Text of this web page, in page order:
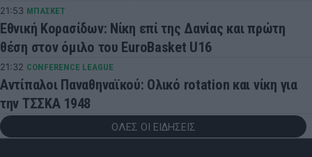
21:53 ΜΠΑΣΚΕΤ
Εθνική Κορασίδων: Νίκη επί της Δανίας και πρώτη
θέση στον όμιλο του EuroBasket U16
21:32 CONFERENCE LEAGUE
Αντίπαλοι Παναθηναϊκού: Ολικό rotation και νίκη για
την ΤΣΣΚΑ 1948
ΟΛΕΣ ΟΙ ΕΙΔΗΣΕΙΣ